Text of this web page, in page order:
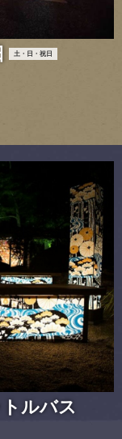
土・日・祝日
ルバス